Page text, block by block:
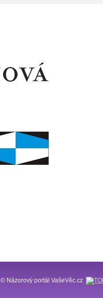
© Názorový portál VašeVěc.cz